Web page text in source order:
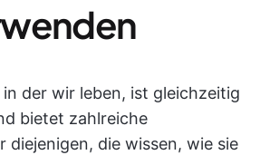
in der wir leben, ist gleichzeitig
bietet zahlreiche
diejenigen, die wissen, wie sie